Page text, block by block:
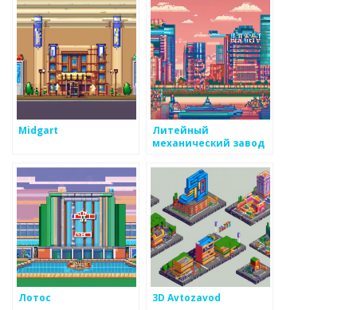
Midgart
Литейный
механический завод
Лотос 3D Avtozavod